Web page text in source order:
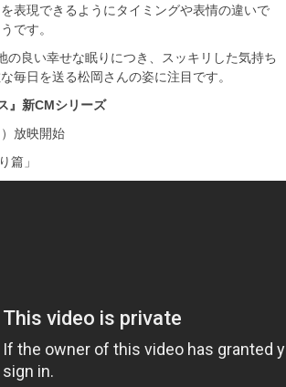
表現できるようにタイミングや表情の違いで
です。
の良い幸せな眠りにつき、スッキリした気持ち
毎日を送る松岡さんの姿に注目です。
』新CMシリーズ
放映開始
篇」